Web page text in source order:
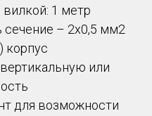
1 метр
сечение – 2х0,5 мм2
корпус
или
для возможности